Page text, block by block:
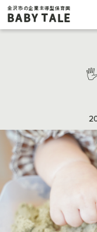
金沢市の企業主導型保育園
BABY TALE